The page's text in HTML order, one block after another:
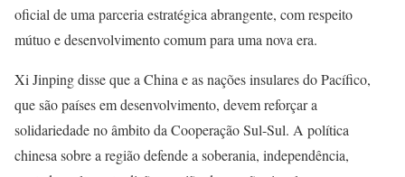
oficial de uma parceria estratégica abrangente, com respeito
mútuo e desenvolvimento comum para uma nova era.
Xi Jinping disse que a China e as nações insulares do Pacífico,
que são países em desenvolvimento, devem reforçar a
solidariedade no âmbito da Cooperação Sul-Sul. A política
chinesa sobre a região defende a soberania, independência,